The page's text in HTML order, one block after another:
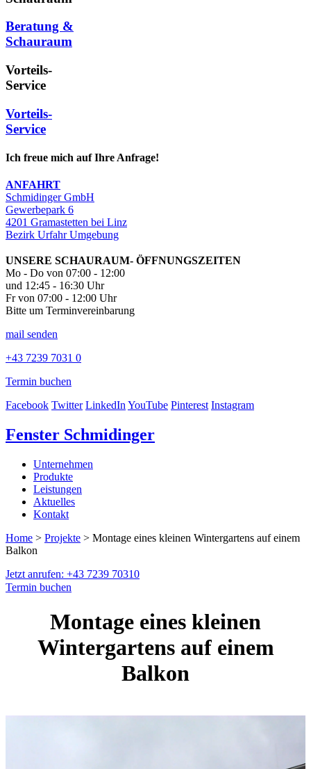
Beratung &
Schauraum
Vorteils-
Service
Vorteils-
Service
Ich freue mich auf Ihre Anfrage!
ANFAHRT
Schmidinger GmbH
Gewerbepark 6
4201 Gramastetten bei Linz
Bezirk Urfahr Umgebung
UNSERE SCHAURAUM- ÖFFNUNGSZEITEN
Mo - Do von 07:00 - 12:00
und 12:45 - 16:30 Uhr
Fr von 07:00 - 12:00 Uhr
Bitte um Terminvereinbarung
mail senden
+43 7239 7031 0
Termin buchen
Facebook Twitter LinkedInYouTube Pinterest Instagram
Fenster Schmidinger
Unternehmen
Produkte
Leistungen
Aktuelles
Kontakt
Home > Projekte > Montage eines kleinen Wintergartens auf einem
Balkon
Jetzt anrufen: +43 7239 70310
Termin buchen
Montage eines kleinen
Wintergartens auf einem
Balkon